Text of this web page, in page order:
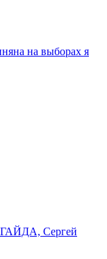
на выборах я
Сергей